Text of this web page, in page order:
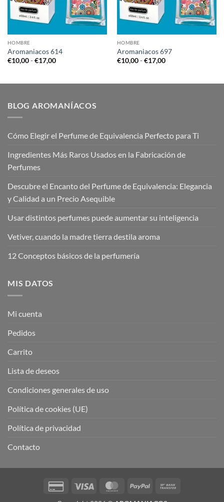
HOMBRE
Aromaniacos 614
€10,00 - €17,00Rango
€10,00
HOMBRE
Aromaniacos 697
€10,00 - €17,00Rango
€10,00
BLOG AROMANÍACOS
Cómo Elegir el Perfume de Equivalencia Perfecto para Ti
Ingredientes Más Raros Usados en la Fabricación de
Perfumes
Descubre el Encanto del Perfume de Equivalencia: Elegancia
y Calidad a un Precio Asequible
Usar distintos perfumes puede aumentar su inteligencia
Vetiver, cuando la madre tierra destila aroma
12 Conceptos básicos de la perfumería
MIS DATOS
Mi cuenta
Pedidos
Carrito
Lista de deseos
Condiciones generales de uso
Política de cookies (UE)
Política de privacidad
Contacto
Credit
Visa MasterCardPayPal